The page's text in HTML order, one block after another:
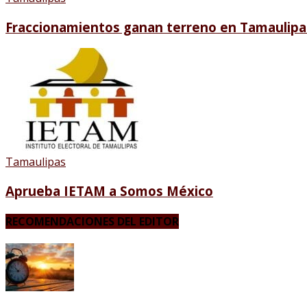
Fraccionamientos ganan terreno en
Tamaulipas
Aprueba IETAM a Somos México
RECOMENDACIONES DEL EDITOR